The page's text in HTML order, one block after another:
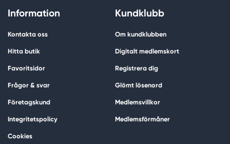
Information
Kontakta oss
Hitta butik
Favoritsidor
Frågor & svar
Företagskund
Integritetspolicy
Cookies
Kundklubb
Om kundklubben
Digitalt medlemskort
Registrera dig
Glömt lösenord
Medlemsvillkor
Medlemsförmåner